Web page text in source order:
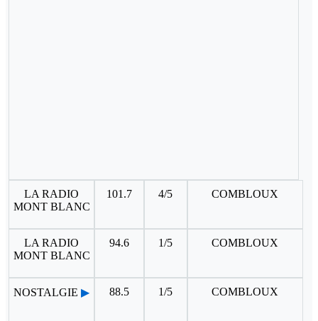
LA RADIO
MONT BLANC
101.7 4/5 COMBLOUX
LA RADIO
MONT BLANC
94.6 1/5 COMBLOUX
NOSTALGIE ▶ 88.5 1/5 COMBLOUX